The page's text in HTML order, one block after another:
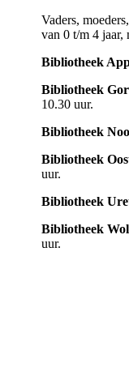
Vaders,
van 0 t/m 4 jaar,
Bibliotheek
Bibliotheek
10.30 uur.
Bibliotheek
Bibliotheek
uur.
Bibliotheek
Bibliotheek
uur.